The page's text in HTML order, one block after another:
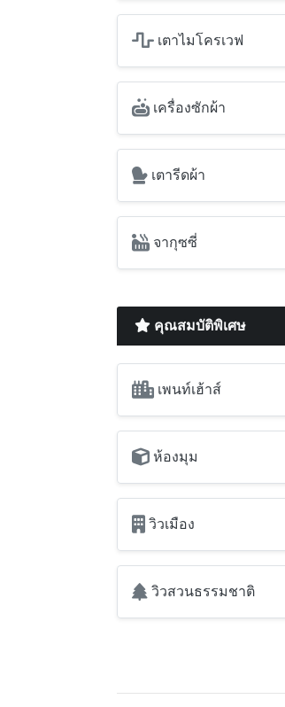
เตาไมโครเวฟ
เครื่องซักผ้า
เตารีดผ้า
จากุซซี่
คุณสมบัติพิเศษ
เพนท์เฮ้าส์
ห้องมุม
วิวเมือง
วิวสวนธรรมชาติ